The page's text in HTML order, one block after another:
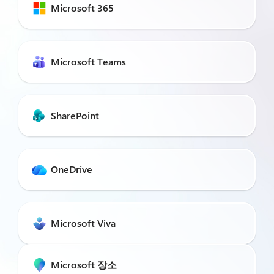
Microsoft 365
Microsoft Teams
SharePoint
OneDrive
Microsoft Viva
Microsoft 장소